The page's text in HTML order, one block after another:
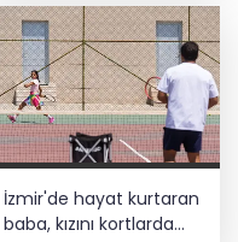
İzmir'de hayat kurtaran
baba, kızını kortlarda